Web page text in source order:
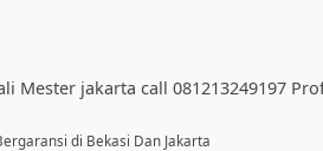
Mester jakarta call 081213249197
di Bekasi Dan Jakarta